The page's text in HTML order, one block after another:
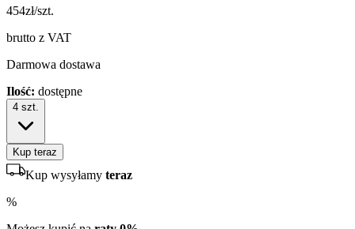
454zł/szt.
brutto z VAT
Darmowa dostawa
Ilość: dostępne
4 szt.
Kup teraz
Kup wysyłamy teraz
%